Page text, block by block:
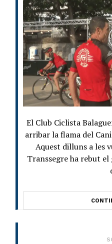
El Club Ciclista
arribar la flama del
Aquest dilluns a les
Transsegre ha rebut